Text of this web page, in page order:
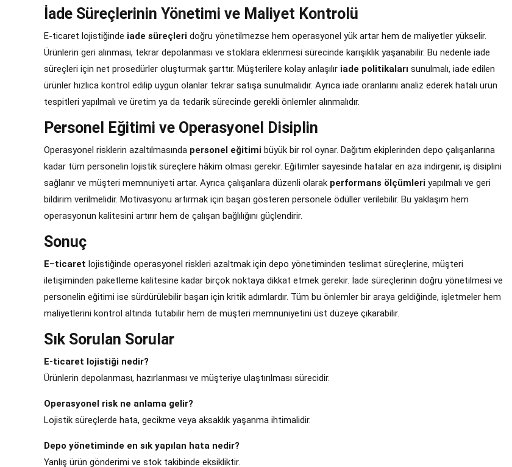
İade Süreçlerinin Yönetimi ve Maliyet Kontrolü
E-ticaret lojistiğinde iade süreçleri doğru yönetilmezse hem operasyonel yük artar hem de maliyetler yükselir.
Ürünlerin geri alınması, tekrar depolanması ve stoklara eklenmesi sürecinde karışıklık yaşanabilir. Bu nedenle iade
süreçleri için net prosedürler oluşturmak şarttır. Müşterilere kolay anlaşılır iade politikaları sunulmalı, iade edilen
ürünler hızlıca kontrol edilip uygun olanlar tekrar satışa sunulmalıdır. Ayrıca iade oranlarını analiz ederek hatalı ürün
tespitleri yapılmalı ve üretim ya da tedarik sürecinde gerekli önlemler alınmalıdır.
Personel Eğitimi ve Operasyonel Disiplin
Operasyonel risklerin azaltılmasında personel eğitimi büyük bir rol oynar. Dağıtım ekiplerinden depo çalışanlarına
kadar tüm personelin lojistik süreçlere hâkim olması gerekir. Eğitimler sayesinde hatalar en aza indirgenir, iş disiplini
sağlanır ve müşteri memnuniyeti artar. Ayrıca çalışanlara düzenli olarak performans ölçümleri yapılmalı ve geri
bildirim verilmelidir. Motivasyonu artırmak için başarı gösteren personele ödüller verilebilir. Bu yaklaşım hem
operasyonun kalitesini artırır hem de çalışan bağlılığını güçlendirir.
Sonuç
E–ticaret lojistiğinde operasyonel riskleri azaltmak için depo yönetiminden teslimat süreçlerine, müşteri
iletişiminden paketleme kalitesine kadar birçok noktaya dikkat etmek gerekir. İade süreçlerinin doğru yönetilmesi ve
personelin eğitimi ise sürdürülebilir başarı için kritik adımlardır. Tüm bu önlemler bir araya geldiğinde, işletmeler hem
maliyetlerini kontrol altında tutabilir hem de müşteri memnuniyetini üst düzeye çıkarabilir.
Sık Sorulan Sorular
E-ticaret lojistiği nedir?
Ürünlerin depolanması, hazırlanması ve müşteriye ulaştırılması sürecidir.
Operasyonel risk ne anlama gelir?
Lojistik süreçlerde hata, gecikme veya aksaklık yaşanma ihtimalidir.
Depo yönetiminde en sık yapılan hata nedir?
Yanlış ürün gönderimi ve stok takibinde eksikliktir.